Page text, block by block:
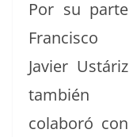
Por su parte
Fran­cis­co
Javier Ustáriz
tam­bién
colaboró con